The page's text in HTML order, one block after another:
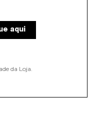
aqui
da Loja.